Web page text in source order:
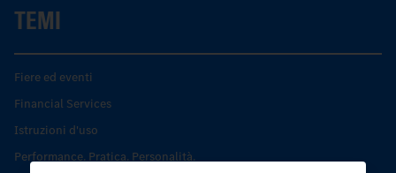
TEMI
Fiere ed eventi
Financial Services
Istruzioni d'uso
Performance. Pratica. Personalità.